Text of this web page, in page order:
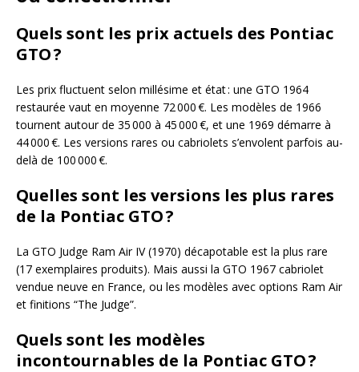
Quels sont les prix actuels des Pontiac
GTO ?
Les prix fluctuent selon millésime et état : une GTO 1964
restaurée vaut en moyenne 72 000 €. Les modèles de 1966
tournent autour de 35 000 à 45 000 €, et une 1969 démarre à
44 000 €. Les versions rares ou cabriolets s’envolent parfois au-
delà de 100 000 €.
Quelles sont les versions les plus rares
de la Pontiac GTO ?
La GTO Judge Ram Air IV (1970) décapotable est la plus rare
(17 exemplaires produits). Mais aussi la GTO 1967 cabriolet
vendue neuve en France, ou les modèles avec options Ram Air
et finitions “The Judge”.
Quels sont les modèles
incontournables de la Pontiac GTO ?